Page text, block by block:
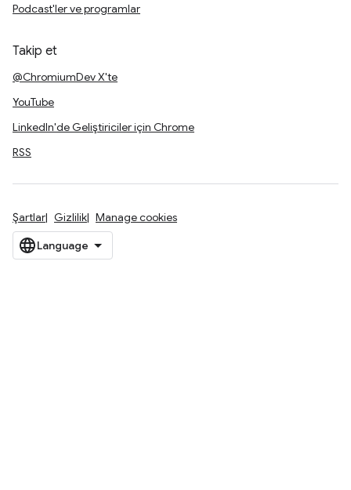
Podcast'ler ve programlar
Takip et
@ChromiumDev X'te
YouTube
LinkedIn'de Geliştiriciler için Chrome
RSS
Şartlar Gizlilik Manage cookies